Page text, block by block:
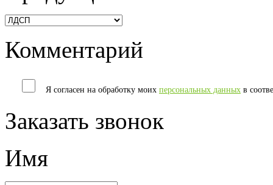
Комментарий
Я согласен на обработку моих персональных данных в
Заказать звонок
Имя